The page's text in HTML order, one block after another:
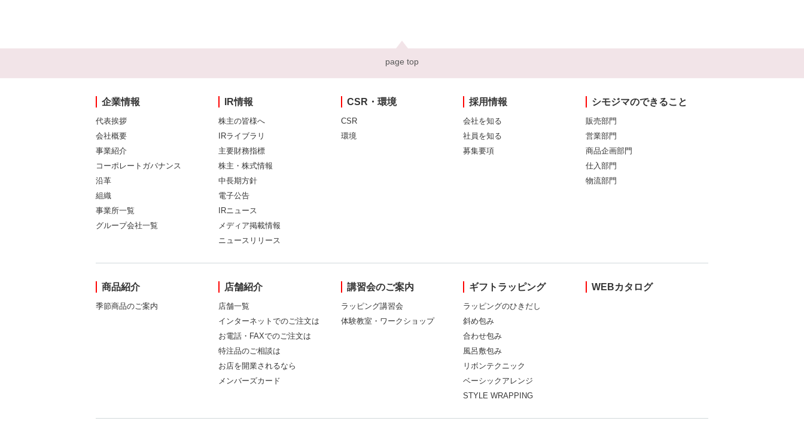
page top
企業情報
代表挨拶
会社概要
事業紹介
コーポレートガバナンス
沿革
組織
事業所一覧
グループ会社一覧
IR情報
株主の皆様へ
IRライブラリ
主要財務指標
株主・株式情報
中長期方針
電子公告
IRニュース
メディア掲載情報
ニュースリリース
CSR・環境
CSR
環境
採用情報
会社を知る
社員を知る
募集要項
シモジマのできること
販売部門
営業部門
商品企画部門
仕入部門
物流部門
商品紹介
季節商品のご案内
店舗紹介
店舗一覧
インターネットでのご注文は
お電話・FAXでのご注文は
特注品のご相談は
お店を開業されるなら
メンバーズカード
講習会のご案内
ラッピング講習会
体験教室・ワークショップ
ギフトラッピング
ラッピングのひきだし
斜め包み
合わせ包み
風呂敷包み
リボンテクニック
ベーシックアレンジ
STYLE WRAPPING
WEBカタログ